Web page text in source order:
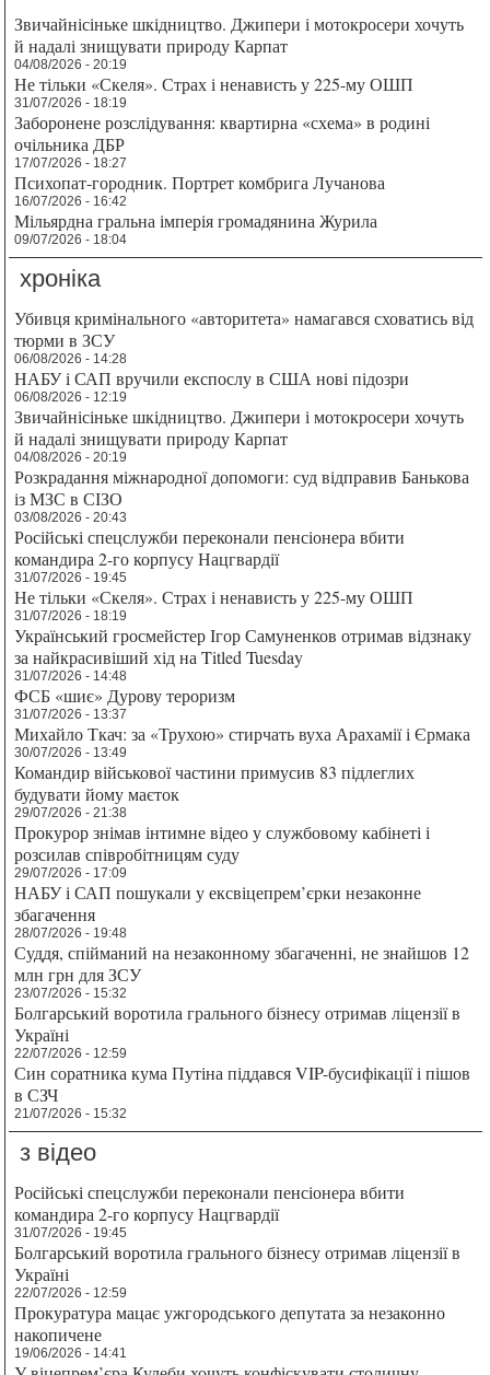
Звичайнісіньке шкідництво. Джипери і мотокросери хочуть
й надалі знищувати природу Карпат
04/08/2026 - 20:19
Не тільки «Скеля». Страх і ненависть у 225-му ОШП
31/07/2026 - 18:19
Заборонене розслідування: квартирна «схема» в родині
очільника ДБР
17/07/2026 - 18:27
Психопат-городник. Портрет комбрига Лучанова
16/07/2026 - 16:42
Мільярдна гральна імперія громадянина Журила
09/07/2026 - 18:04
хроніка
Убивця кримінального «авторитета» намагався сховатись від
тюрми в ЗСУ
06/08/2026 - 14:28
НАБУ і САП вручили експослу в США нові підозри
06/08/2026 - 12:19
Звичайнісіньке шкідництво. Джипери і мотокросери хочуть
й надалі знищувати природу Карпат
04/08/2026 - 20:19
Розкрадання міжнародної допомоги: суд відправив Банькова
із МЗС в СІЗО
03/08/2026 - 20:43
Російські спецслужби переконали пенсіонера вбити
командира 2-го корпусу Нацгвардії
31/07/2026 - 19:45
Не тільки «Скеля». Страх і ненависть у 225-му ОШП
31/07/2026 - 18:19
Український гросмейстер Ігор Самуненков отримав відзнаку
за найкрасивіший хід на Titled Tuesday
31/07/2026 - 14:48
ФСБ «шиє» Дурову тероризм
31/07/2026 - 13:37
Михайло Ткач: за «Трухою» стирчать вуха Арахамії і Єрмака
30/07/2026 - 13:49
Командир військової частини примусив 83 підлеглих
будувати йому маєток
29/07/2026 - 21:38
Прокурор знімав інтимне відео у службовому кабінеті і
розсилав співробітницям суду
29/07/2026 - 17:09
НАБУ і САП пошукали у ексвіцепрем’єрки незаконне
збагачення
28/07/2026 - 19:48
Суддя, спійманий на незаконному збагаченні, не знайшов 12
млн грн для ЗСУ
23/07/2026 - 15:32
Болгарський воротила грального бізнесу отримав ліцензії в
Україні
22/07/2026 - 12:59
Син соратника кума Путіна піддався VIP-бусифікації і пішов
в СЗЧ
21/07/2026 - 15:32
з відео
Російські спецслужби переконали пенсіонера вбити
командира 2-го корпусу Нацгвардії
31/07/2026 - 19:45
Болгарський воротила грального бізнесу отримав ліцензії в
Україні
22/07/2026 - 12:59
Прокуратура мацає ужгородського депутата за незаконно
накопичене
19/06/2026 - 14:41